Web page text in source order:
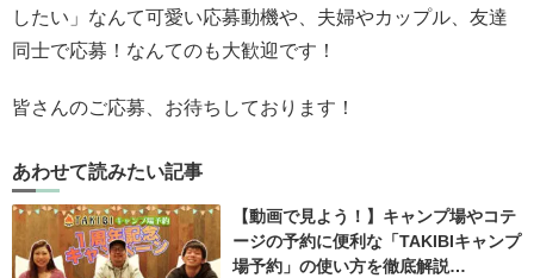
したい」なんて可愛い応募動機や、夫婦やカップル、友達
同士で応募！なんてのも大歓迎です！
皆さんのご応募、お待ちしております！
あわせて読みたい記事
【動画で見よう！】キャンプ場やコテ
ージの予約に便利な「TAKIBIキャンプ
場予約」の使い方を徹底解説…